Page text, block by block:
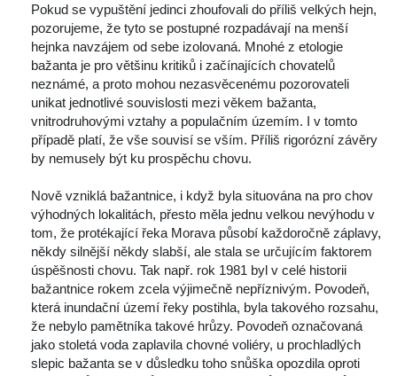
Pokud se vypuštění jedinci zhoufovali do příliš velkých hejn,
pozorujeme, že tyto se postupné rozpadávají na menší
hejnka navzájem od sebe izolovaná. Mnohé z etologie
bažanta je pro většinu kritiků i začínajících chovatelů
neznámé, a proto mohou nezasvěcenému pozorovateli
unikat jednotlivé souvislosti mezi věkem bažanta,
vnitrodruhovými vztahy a populačním územím. I v tomto
případě platí, že vše souvisí se vším. Příliš rigorózní závěry
by nemusely být ku prospěchu chovu.
Nově vzniklá bažantnice, i když byla situována na pro chov
výhodných lokalitách, přesto měla jednu velkou nevýhodu v
tom, že protékající řeka Morava působí každoročně záplavy,
někdy silnější někdy slabší, ale stala se určujícím faktorem
úspěšnosti chovu. Tak např. rok 1981 byl v celé historii
bažantnice rokem zcela výjimečně nepříznivým. Povodeň,
která inundační území řeky postihla, byla takového rozsahu,
že nebylo pamětníka takové hrůzy. Povodeň označovaná
jako stoletá voda zaplavila chovné voliéry, u prochladlých
lepic bažanta se v důsledku toho snůška opozdila oproti